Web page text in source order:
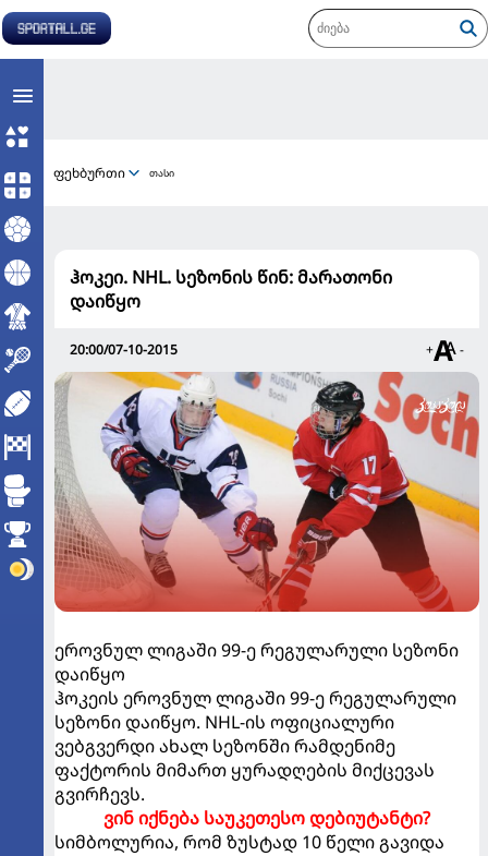
ფეხბურთი თასი
ჰოკეი. NHL. სეზონის წინ: მარათონი
დაიწყო
20:00/07-10-2015 + -
ეროვნულ ლიგაში 99-ე რეგულარული სეზონი
დაიწყო
ჰოკეის ეროვნულ ლიგაში 99-ე რეგულარული
სეზონი დაიწყო. NHL-ის ოფიციალური
ვებგვერდი ახალ სეზონში რამდენიმე
ფაქტორის მიმართ ყურადღების მიქცევას
გვირჩევს.
ვინ იქნება საუკეთესო დებიუტანტი?
სიმბოლურია, რომ ზუსტად 10 წელი გავიდა